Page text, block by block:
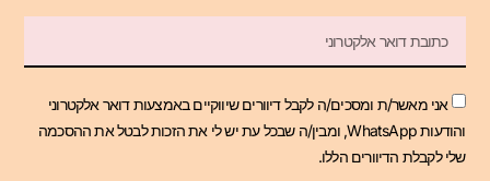
אני מאשר/ת ומסכים/ה לקבל דיוורים שיווקיים באמצעות דואר אלקטרוני
והודעות WhatsApp, ומבין/ה שבכל עת יש לי את הזכות לבטל את ההסכמה
שלי לקבלת הדיוורים הללו.